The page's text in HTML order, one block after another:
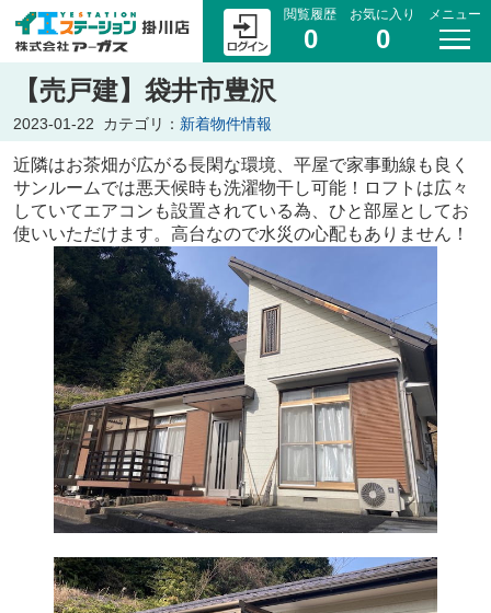
閲覧履歴
0
お気に入り
0
メニュー
【売戸建】袋井市豊沢
2023-01-22 カテゴリ： 新着物件情報
近隣はお茶畑が広がる長閑な環境、平屋で家事動線も良く
サンルームでは悪天候時も洗濯物干し可能！ロフトは広々
していてエアコンも設置されている為、ひと部屋としてお
使いいただけます。高台なので水災の心配もありません！